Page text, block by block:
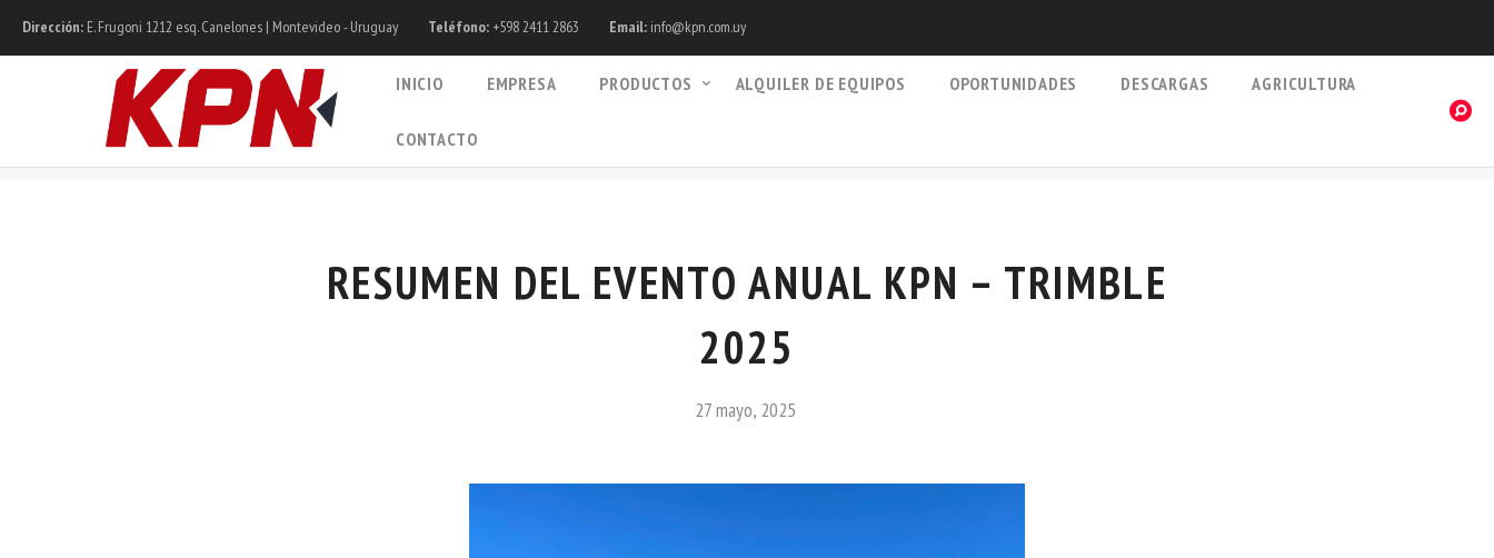
Dirección: E. Frugoni 1212 esq. Canelones | Montevideo - Uruguay Teléfono: +598 2411 2863 Email: info@kpn.com.uy
INICIO EMPRESA PRODUCTOS ALQUILER DE EQUIPOS OPORTUNIDADES DESCARGAS AGRICULTURA
CONTACTO
RESUMEN DEL EVENTO ANUAL KPN – TRIMBLE
2025
27 mayo, 2025